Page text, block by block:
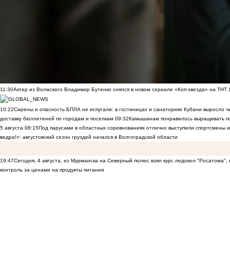
11:30Актер из Волжского Владимир Бутенко снялся в новом сериале «Коп-звезда» на ТНТ
10:22Сирены и опасность БПЛА не испугали: в гостиницах и санаториях Кубани выросло
доставку бюллетеней по городам и поселкам 09:32Камышанам понравилось выращивать
5 августа 08:15Под парусами в областных соревнованиях отлично выступили спортсмены
ведра!»: августовский сезон груздей начался в Волгоградской области
19:47Сегодня, 4 августа, из Мурманска на Северный полюс взял курс ледокол
контроль за ценами на продукты питания